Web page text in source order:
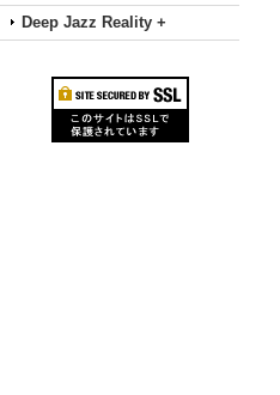
Deep Jazz Reality +